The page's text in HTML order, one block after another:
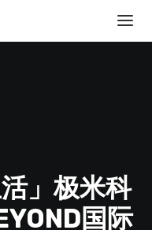
」极米科
国际